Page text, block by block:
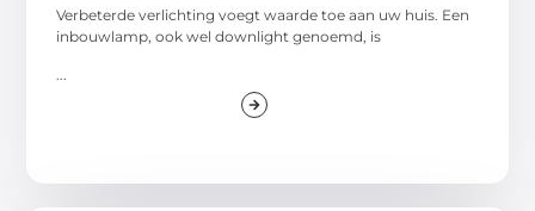
Verbeterde verlichting voegt waarde toe aan uw huis. Een
inbouwlamp, ook wel downlight genoemd, is